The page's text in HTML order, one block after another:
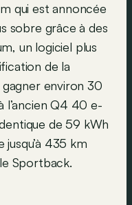
qui est annoncée
sobre grâce à des
un logiciel plus
de la
environ 30
l’ancien Q4 40 e-
de 59 kWh
435 km
Sportback.